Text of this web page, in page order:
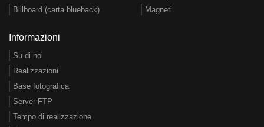
Billboard (carta blueback)
Magneti
Informazioni
Su di noi
Realizzazioni
Base fotografica
Server FTP
Tempo di realizzazione